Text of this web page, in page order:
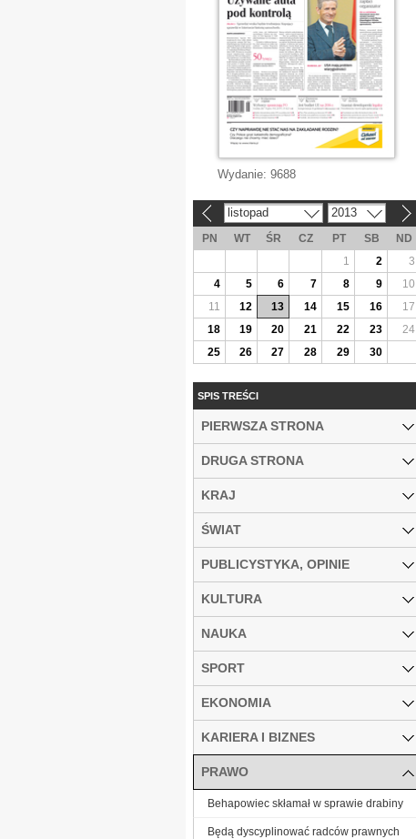
Wydanie: 9688
listopad 2013
PN WT ŚR CZ PT SB
ND
1
2
3
4
5 6 7 8 9
10
11
12 13 14 15 16
17
18
19 20 21 22 23
24
25
26 27 28 29 30
SPIS TREŚCI
PIERWSZA STRONA
DRUGA STRONA
KRAJ
ŚWIAT
PUBLICYSTYKA, OPINIE
KULTURA
NAUKA
SPORT
EKONOMIA
KARIERA I BIZNES
PRAWO
Behapowiec skłamał w sprawie drabiny
Będą dyscyplinować radców prawnych